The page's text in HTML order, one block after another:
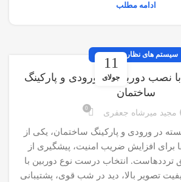
ادامه مطلب
11
جولای
سیستم های نظارت تصویری
نصب دوربین در ورودی و پارکینگ
ساختمان
مجید میرشاه جعفری 0
در ورودی و پارکینگ ساختمان، یکی از
برای افزایش ضریب امنیت، پیشگیری از
انتخاب درست نوع دوربین با
تصویر بالا، دید در شب قوی، پشتیبانی